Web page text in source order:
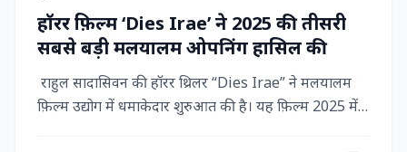
हॉरर फ़िल्म ‘Dies Irae’ ने 2025 की तीसरी
सबसे बड़ी मलयालम ओपनिंग हासिल की
राहुल सादासिवन की हॉरर थ्रिलर “Dies Irae” ने मलयालम
फ़िल्म उद्योग में धमाकेदार शुरुआत की है। यह फ़िल्म 2025 में